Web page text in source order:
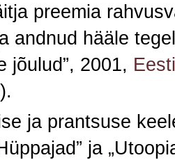
preemia
andnud hääle
jõulud”, 2001,
ja prantsuse
ja